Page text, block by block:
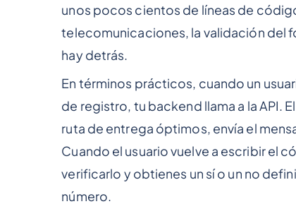
unos pocos cientos de líneas de
telecomunicaciones, la validación del
hay detrás.
En términos prácticos, cuando un
de registro, tu backend llama a la API. El
ruta de entrega óptimos, envía el
Cuando el usuario vuelve a escribir el
verificarlo y obtienes un sí o un no
número.